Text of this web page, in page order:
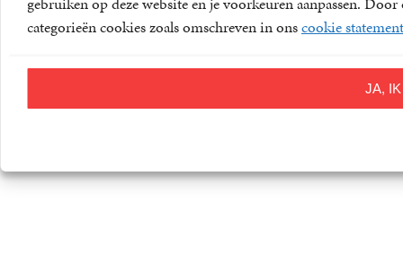
categorieën cookies zoals omschreven in onscookie statement
JA,